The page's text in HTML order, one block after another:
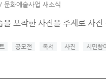
/ 문화예술사업 새소식
을 포착한 사진을 주제로 사
공모전 독서 사진 시민참